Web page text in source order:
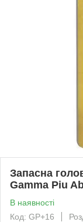
Запасна
Gamma Piu
В наявності
Код: GP+16